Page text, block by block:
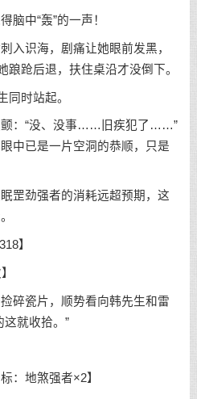
中“轰”的一声！
识海，剧痛让她眼前发黑，
踉跄后退，扶住桌沿才没倒下。
时站起。
：“没、没事……旧疾犯了……”
中已是一片空洞的恭顺，只是
劲强者的消耗远超预期，这
】
瓷片，顺势看向韩先生和雷
这就收拾。”
地煞强者×2】